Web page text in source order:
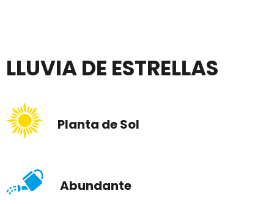
LLUVIA DE ESTRELLAS
Planta de Sol
Abundante